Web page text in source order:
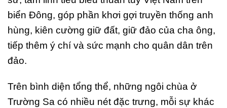
biển Đông, góp phần khơi gợi truyền thống anh
hùng, kiên cường giữ đất, giữ đảo của cha ông,
tiếp thêm ý chí và sức mạnh cho quân dân trên
đảo.
Trên bình diện tổng thể, những ngôi chùa ở
Trường Sa có nhiều nét đặc trưng, mỗi sự khác